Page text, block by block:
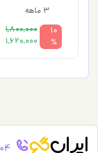
3 ماهه
10
%
1,800,000
1,620,000